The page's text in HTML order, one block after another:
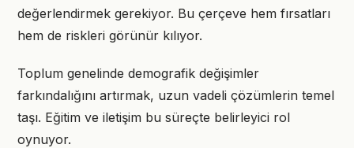
değerlendirmek gerekiyor. Bu çerçeve hem fırsatları
hem de riskleri görünür kılıyor.
Toplum genelinde demografik değişimler
farkındalığını artırmak, uzun vadeli çözümlerin temel
taşı. Eğitim ve iletişim bu süreçte belirleyici rol
oynuyor.